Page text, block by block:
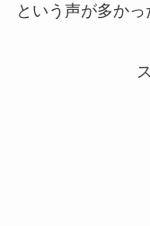
という声が多かっ